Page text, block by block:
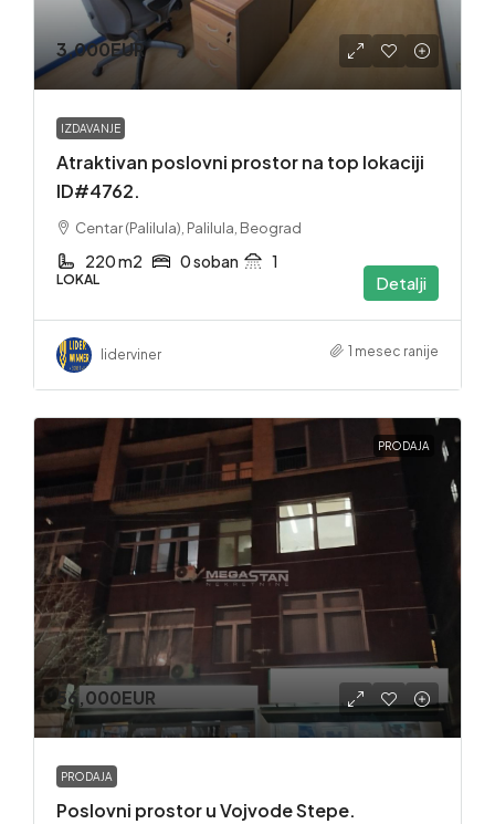
3,000EUR
IZDAVANJE
Atraktivan poslovni prostor na top lokaciji
ID#4762.
Centar (Palilula), Palilula, Beograd
220 m2 0 soban 1
LOKAL Detalji
liderviner 1 mesec ranije
PRODAJA
56,000EUR
PRODAJA
Poslovni prostor u Vojvode Stepe.